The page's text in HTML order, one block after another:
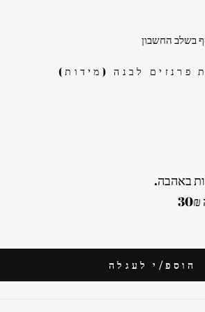
בשלב החשבון
פרנזים לבנה (מידות)
באהבה.
הוספ/י לעגלה